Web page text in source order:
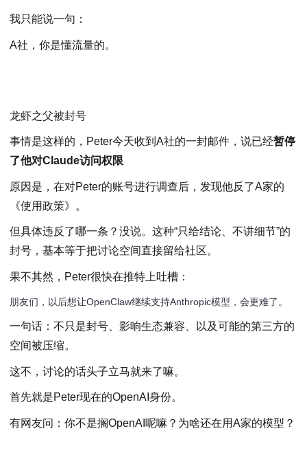
我只能说一句：
A社，你是懂流量的。
龙虾之父被封号
事情是这样的，Peter今天收到A社的一封邮件，说已经暂停
了他对Claude访问权限
原因是，在对Peter的账号进行调查后，发现他反了A家的
《使用政策》。
但具体违反了哪一条？没说。这种“只给结论、不讲细节”的
封号，基本等于把讨论空间直接留给社区。
果不其然，Peter很快在推特上吐槽：
朋友们，以后想让OpenClaw继续支持Anthropic模型，会更难了。
一句话：不只是封号、影响生态兼容、以及可能的第三方的
空间被压缩。
这不，讨论的话头子立马就来了嘛。
首先就是Peter现在的OpenAI身份。
有网友问：你不是搁OpenAI呢嘛？为啥还在用A家的模型？